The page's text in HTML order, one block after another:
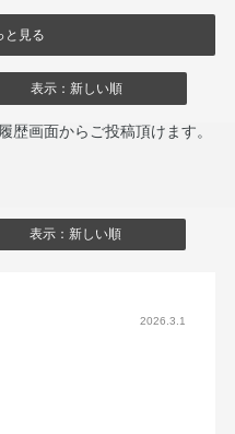
と見る
表示：新しい順
画面からご投稿頂けます。
表示：新しい順
2026.3.1